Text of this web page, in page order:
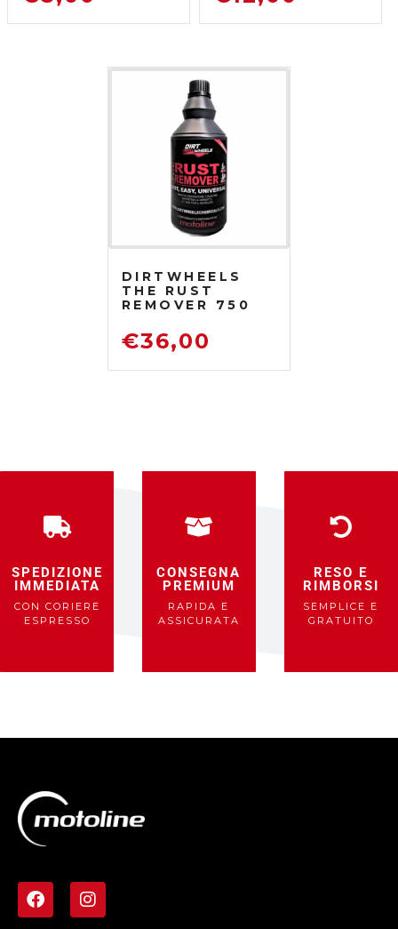
DIRTWHEELS
THE RUST
REMOVER 750
DISOSSIDANTE
RIMUOVI
€36,00
SPEDIZIONE
IMMEDIATA
CON CORIERE
ESPRESSO
CONSEGNA
PREMIUM
RAPIDA E
ASSICURATA
RESO E
RIMBORSI
SEMPLICE E
GRATUITO